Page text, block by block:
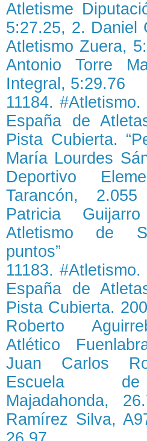
Atletisme
5:27.25, 2. Daniel
Atletismo Zuera,
Antonio Torre
Integral, 5:29.76
11184.
España de
Pista Cubierta.
María Lourdes
Deportivo
Tarancón,
Patricia
Atletismo de
puntos”
11183.
España de
Pista Cubierta.
Roberto
Atlético
Juan Carlos
Escuela
Majadahonda,
Ramírez Silva,